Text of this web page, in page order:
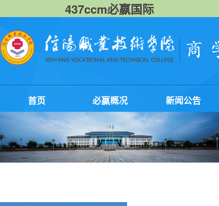
437ccm必嬴国际
首页 必嬴概况 新闻公告